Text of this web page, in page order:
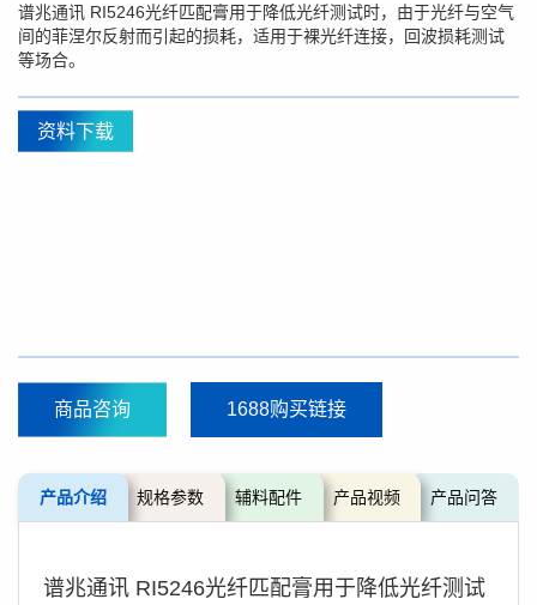
谱兆通讯 RI5246光纤匹配膏用于降低光纤测试时，由于光纤与空气
间的菲涅尔反射而引起的损耗，适用于裸光纤连接，回波损耗测试
等场合。
资料下载
商品咨询 1688购买链接
产品介绍 规格参数 辅料配件 产品视频 产品问答
谱兆通讯 RI5246光纤匹配膏用于降低光纤测试